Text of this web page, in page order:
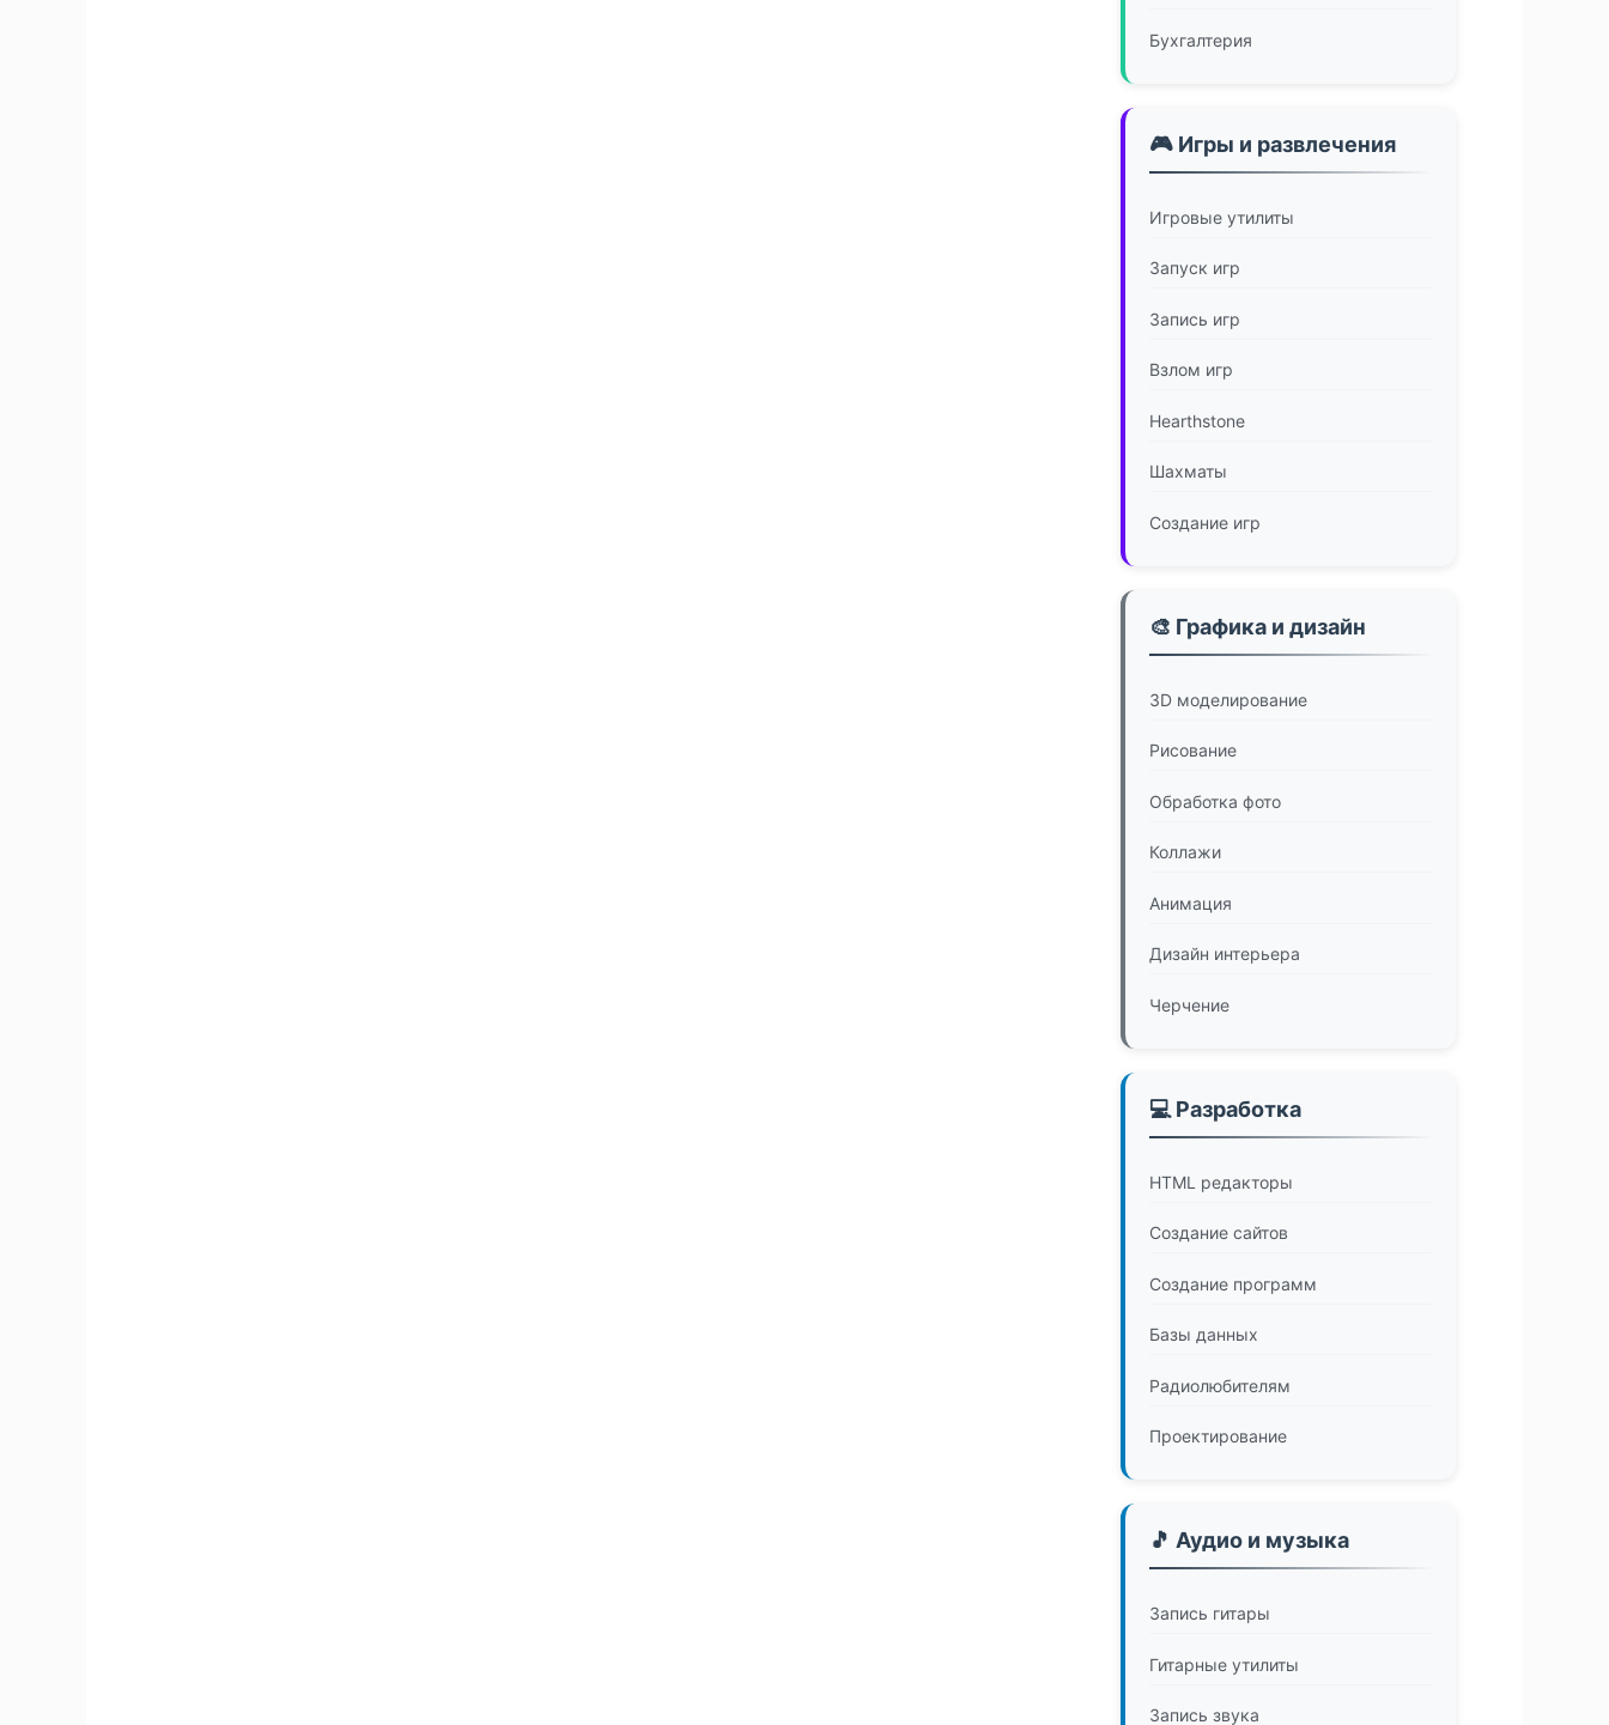
Бухгалтерия
🎮 Игры и развлечения
Игровые утилиты
Запуск игр
Запись игр
Взлом игр
Hearthstone
Шахматы
Создание игр
🎨 Графика и дизайн
3D моделирование
Рисование
Обработка фото
Коллажи
Анимация
Дизайн интерьера
Черчение
💻 Разработка
HTML редакторы
Создание сайтов
Создание программ
Базы данных
Радиолюбителям
Проектирование
🎵 Аудио и музыка
Запись гитары
Гитарные утилиты
Запись звука